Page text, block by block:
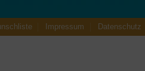
Impressum Datenschutz